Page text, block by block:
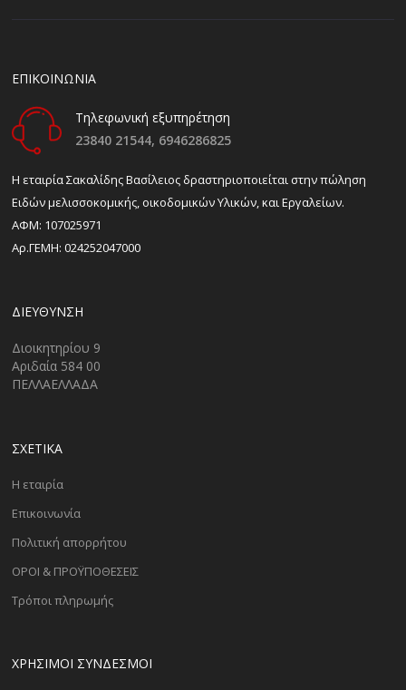
ΕΠΙΚΟΙΝΩΝΙΑ
Τηλεφωνική εξυπηρέτηση
23840 21544, 6946286825
H εταιρία Σακαλίδης Βασίλειος δραστηριοποιείται στην πώληση
Ειδών μελισσοκομικής, οικοδομικών Υλικών, και Εργαλείων.
ΑΦΜ: 107025971
Αρ.ΓΕΜΗ: 024252047000
ΔΙΕΎΘΥΝΣΗ
Διοικητηρίου 9
Αριδαία 584 00
ΠΕΛΛΑΕΛΛΑΔΑ
ΣΧΕΤΙΚΑ
Η εταιρία
Επικοινωνία
Πολιτική απορρήτου
ΟΡΟΙ & ΠΡΟΫΠΟΘΕΣΕΙΣ
Τρόποι πληρωμής
ΧΡΗΣΙΜΟΙ ΣΥΝΔΕΣΜΟΙ